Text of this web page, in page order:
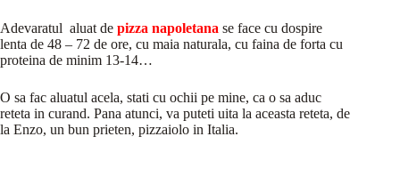
Adevaratul aluat de pizza napoletana se face cu dospire
lenta de 48 – 72 de ore, cu maia naturala, cu faina de forta cu
proteina de minim 13-14…
O sa fac aluatul acela, stati cu ochii pe mine, ca o sa aduc
reteta in curand. Pana atunci, va puteti uita la aceasta reteta, de
la Enzo, un bun prieten, pizzaiolo in Italia.